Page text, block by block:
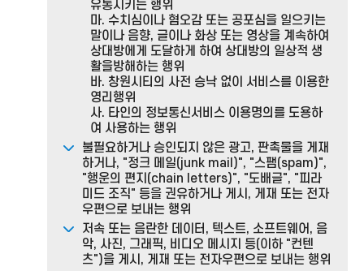
유통시키는 행위
마. 수치심이나 혐오감 또는 공포심을 일으키는
말이나 음향, 글이나 화상 또는 영상을 계속하여
상대방에게 도달하게 하여 상대방의 일상적 생
활을방해하는 행위
바. 창원시티의 사전 승낙 없이 서비스를 이용한
영리행위
사. 타인의 정보통신서비스 이용명의를 도용하
여 사용하는 행위
불필요하거나 승인되지 않은 광고, 판촉물을 게재
하거나, "정크 메일(junk mail)", "스팸(spam)",
"행운의 편지(chain letters)", "도배글", "피라
미드 조직" 등을 권유하거나 게시, 게재 또는 전자
우편으로 보내는 행위
저속 또는 음란한 데이터, 텍스트, 소프트웨어, 음
악, 사진, 그래픽, 비디오 메시지 등(이하 "컨텐
츠")을 게시, 게재 또는 전자우편으로 보내는 행위